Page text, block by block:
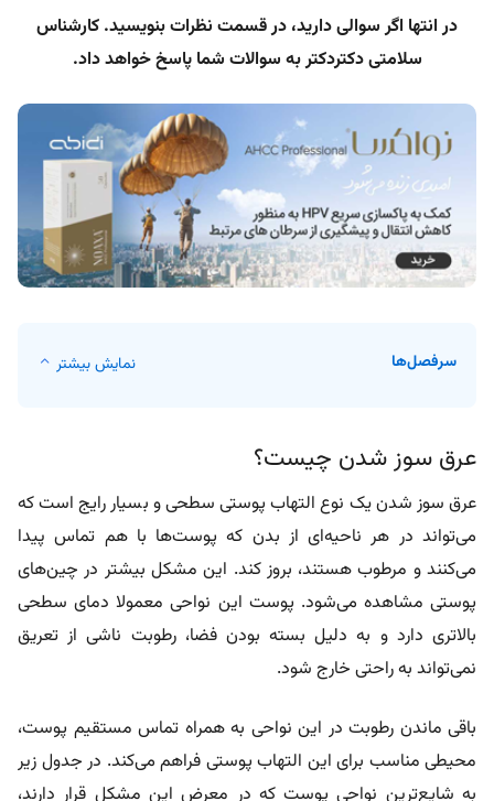
در انتها اگر سوالی دارید، در قسمت نظرات بنویسید. کارشناس
سلامتی دکتردکتر به سوالات شما پاسخ خواهد داد.
سرفصل‌ها نمایش بیشتر
عرق سوز شدن چیست؟
عرق‌ سوز شدن یک نوع التهاب پوستی سطحی و بسیار رایج است که
می‌تواند در هر ناحیه‌ای از بدن که پوست‌ها با هم تماس پیدا
می‌کنند و مرطوب هستند، بروز کند. این مشکل بیشتر در چین‌های
پوستی مشاهده می‌شود. پوست این نواحی معمولا دمای سطحی
بالاتری دارد و به‌ دلیل بسته بودن فضا، رطوبت ناشی از تعریق
نمی‌تواند به‌ راحتی خارج شود.
باقی‌ ماندن رطوبت در این نواحی به همراه تماس مستقیم پوست،
محیطی مناسب برای این التهاب پوستی فراهم می‌کند. در جدول زیر
به شایع‌ترین نواحی پوست که در معرض این مشکل قرار دارند،